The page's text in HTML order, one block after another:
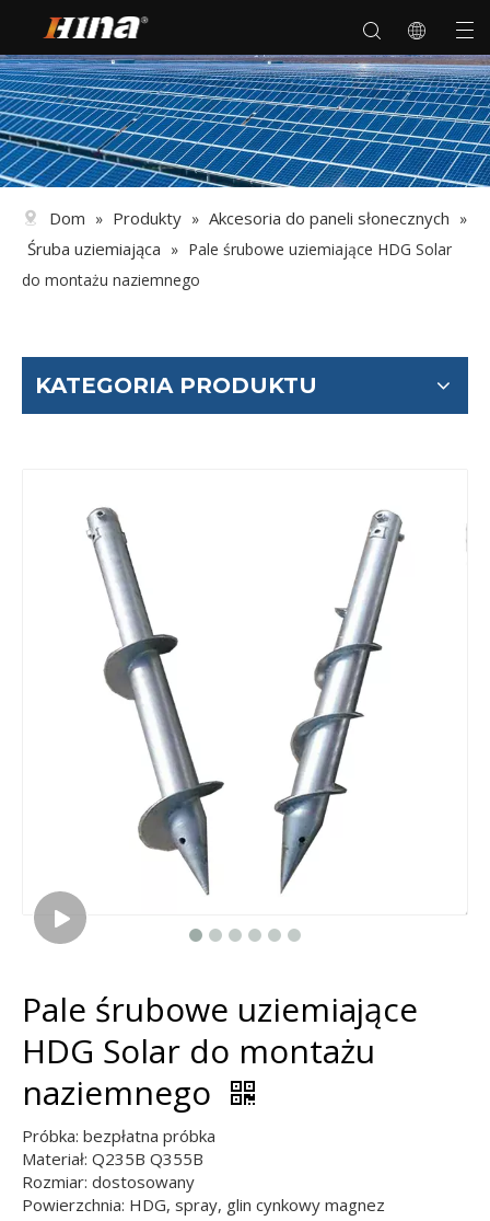
Dom » Produkty » Akcesoria do paneli słonecznych »
Śruba uziemiająca » Pale śrubowe uziemiające HDG Solar
do montażu naziemnego
KATEGORIA PRODUKTU
Pale śrubowe uziemiające
HDG Solar do montażu
naziemnego
Próbka: bezpłatna próbka
Materiał: Q235B Q355B
Rozmiar: dostosowany
Powierzchnia: HDG, spray, glin cynkowy magnez